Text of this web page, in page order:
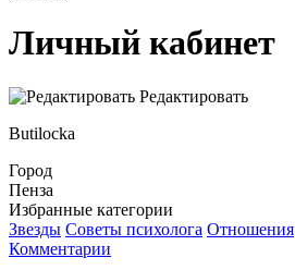
Личный кабинет
Редактировать
Butilocka
Город
Пенза
Избранные категории
Звезды Советы психолога Отношения
Комментарии